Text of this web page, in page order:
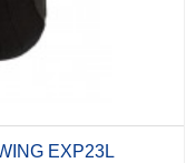
EXP23L